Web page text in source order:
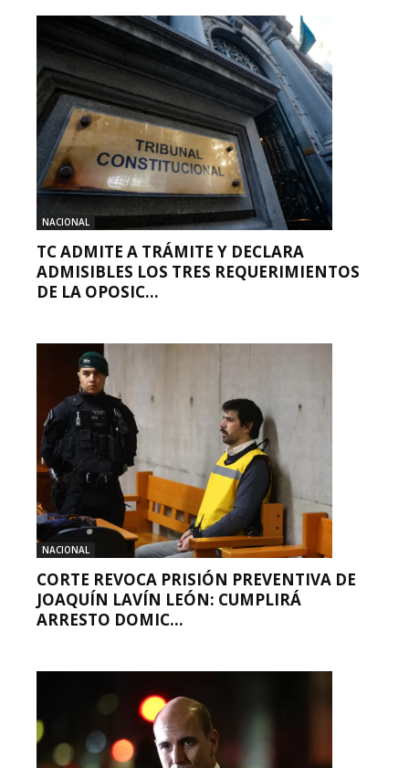
NACIONAL
TC ADMITE A TRÁMITE Y DECLARA
ADMISIBLES LOS TRES REQUERIMIENTOS
DE LA OPOSIC...
NACIONAL
CORTE REVOCA PRISIÓN PREVENTIVA DE
JOAQUÍN LAVÍN LEÓN: CUMPLIRÁ
ARRESTO DOMIC...